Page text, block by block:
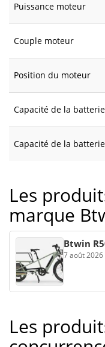
Puissance moteur
Couple moteur
Position du moteur
Capacité de la batterie
Capacité de la batterie
Les
marque
Btwin
7 août 2026
Les